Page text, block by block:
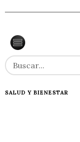
SALUD Y BIENESTAR